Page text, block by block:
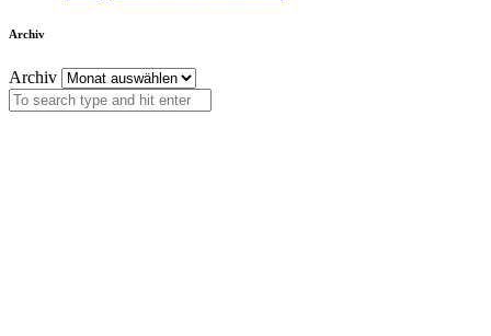
Archiv
Archiv